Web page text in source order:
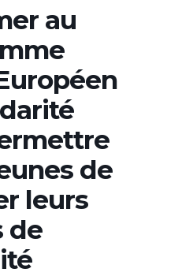
au
de
leurs
de